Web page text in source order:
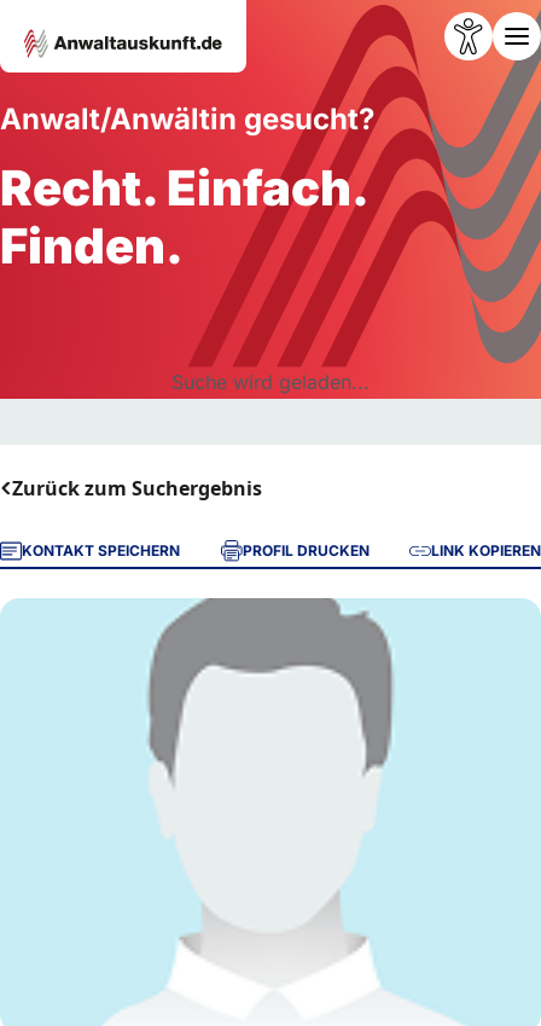
Anwalt/Anwältin gesucht?
Recht. Einfach.
Finden.
Suche wird geladen...
Zurück zum Suchergebnis
KONTAKT SPEICHERN PROFIL DRUCKEN LINK KOPIEREN